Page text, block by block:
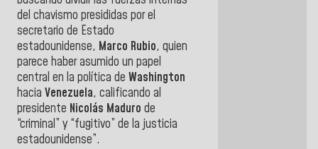
del chavismo presididas por el
secretario de Estado
estadounidense, Marco Rubio, quien
parece haber asumido un papel
central en la política de Washington
hacia Venezuela, calificando al
presidente Nicolás Maduro de
“criminal” y “fugitivo” de la justicia
estadounidense”.